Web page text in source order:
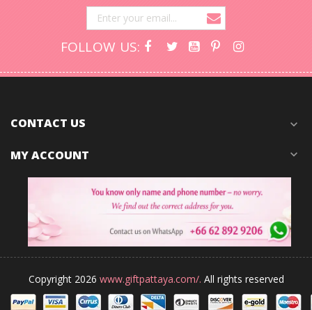
FOLLOW US:
CONTACT US expand_more
MY ACCOUNT expand_more
Copyright 2026 www.giftpattaya.com/. All rights reserved